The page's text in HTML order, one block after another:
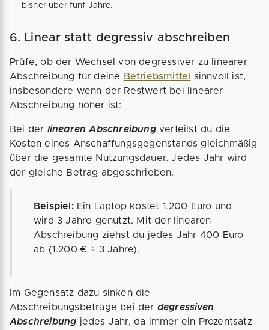
bisher über fünf Jahre.
6. Linear statt degressiv abschreiben
Prüfe, ob der Wechsel von degressiver zu linearer
Abschreibung für deine Betriebsmittel sinnvoll ist,
insbesondere wenn der Restwert bei linearer
Abschreibung höher ist:
Bei der linearen Abschreibungverteilst du die
Kosten eines Anschaffungsgegenstands gleichmäßig
über die gesamte Nutzungsdauer. Jedes Jahr wird
der gleiche Betrag abgeschrieben.
Beispiel:Ein Laptop kostet 1.200 Euro und
wird 3 Jahre genutzt. Mit der linearen
Abschreibung ziehst du jedes Jahr 400 Euro
ab (1.200 € ÷ 3 Jahre).
Im Gegensatz dazu sinken die
Abschreibungsbeträge bei der degressiven
Abschreibung jedes Jahr, da immer ein Prozentsatz